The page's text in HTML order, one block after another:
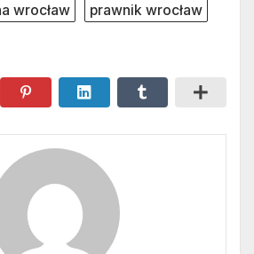
wrocław
prawnik wrocław